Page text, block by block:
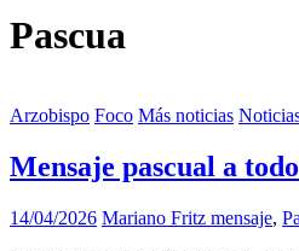
Pascua
Arzobispo Foco Más noticias
Mensaje pascual a
14/04/2026 Mariano Fritz mensaje,